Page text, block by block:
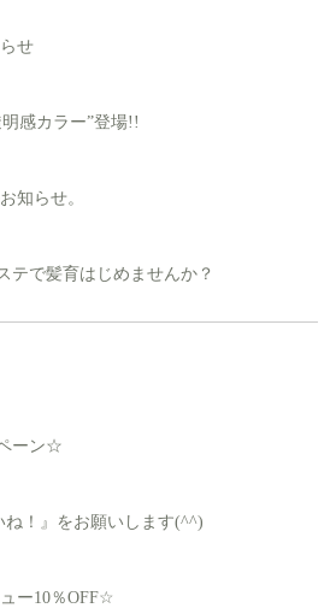
せ
感カラー”登場!!
知らせ。
テで髪育はじめませんか？
ーン☆
ね！』をお願いします(^^)
ー10％OFF☆